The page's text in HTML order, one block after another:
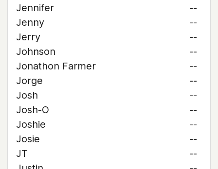
Jennifer
--
Jenny
--
Jerry
--
Johnson
--
Jonathon Farmer
--
Jorge
--
Josh
--
Josh-O
--
Joshie
--
Josie
--
JT
--